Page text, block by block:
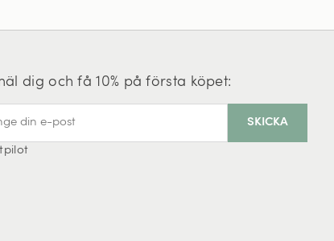
dig och få 10% på första köpet: